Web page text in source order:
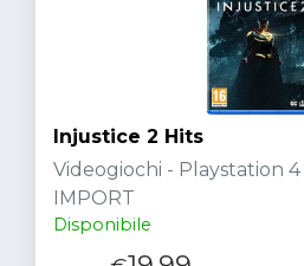
Injustice 2 Hits
Videogiochi - Playstation
IMPORT
Disponibile